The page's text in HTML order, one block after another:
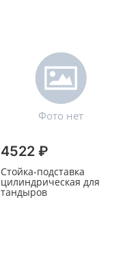
4522 ₽
Стойка-подставка
цилиндрическая для
тандыров